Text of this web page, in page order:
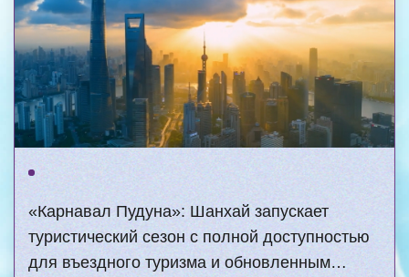
«Карнавал Пудуна»: Шанхай запускает
туристический сезон с полной доступностью
для въездного туризма и обновленным